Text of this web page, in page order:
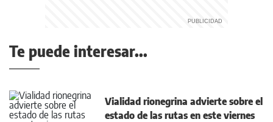
Te puede interesar...
Vialidad rionegrina advierte sobre el
estado de las rutas en este viernes